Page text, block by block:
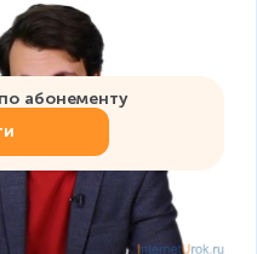
абонементу